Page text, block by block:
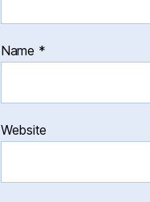
Name *
Website